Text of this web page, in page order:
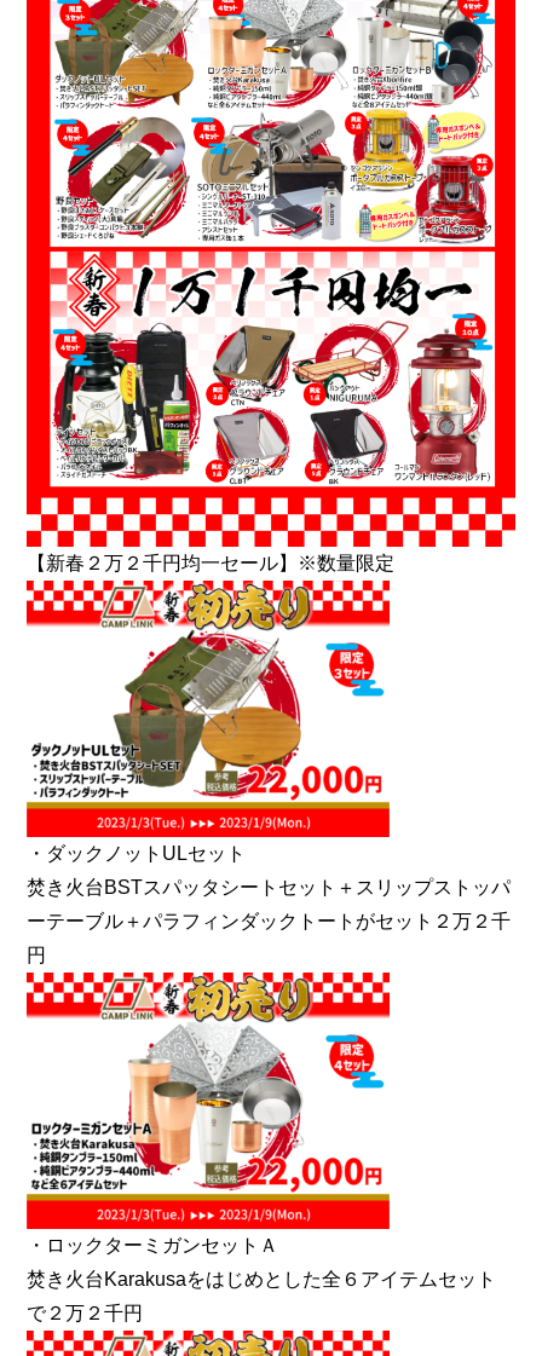
【新春２万２千円均一セール】※数量限定
・ダックノットULセット
焚き火台BSTスパッタシートセット＋スリップストッパ
ーテーブル＋パラフィンダックトートがセット２万２千
円
・ロックターミガンセットＡ
焚き火台Karakusaをはじめとした全６アイテムセット
で２万２千円